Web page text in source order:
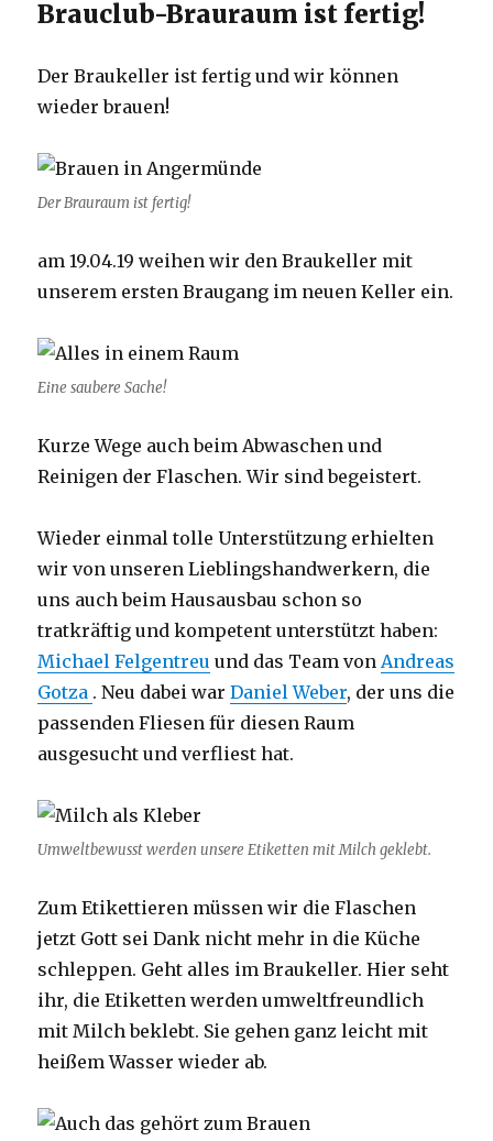
Brauclub-Brauraum ist fertig!
Der Braukeller ist fertig und wir können
wieder brauen!
Der Brauraum ist fertig!
am 19.04.19 weihen wir den Braukeller mit
unserem ersten Braugang im neuen Keller ein.
Eine saubere Sache!
Kurze Wege auch beim Abwaschen und
Reinigen der Flaschen. Wir sind begeistert.
Wieder einmal tolle Unterstützung erhielten
wir von unseren Lieblingshandwerkern, die
uns auch beim Hausausbau schon so
tratkräftig und kompetent unterstützt haben:
Michael Felgentreu und das Team vonAndreas
Gotza . Neu dabei warDaniel Weber, der uns die
passenden Fliesen für diesen Raum
ausgesucht und verfliest hat.
Umweltbewusst werden unsere Etiketten mit Milch geklebt.
Zum Etikettieren müssen wir die Flaschen
jetzt Gott sei Dank nicht mehr in die Küche
schleppen. Geht alles im Braukeller. Hier seht
ihr, die Etiketten werden umweltfreundlich
mit Milch beklebt. Sie gehen ganz leicht mit
heißem Wasser wieder ab.